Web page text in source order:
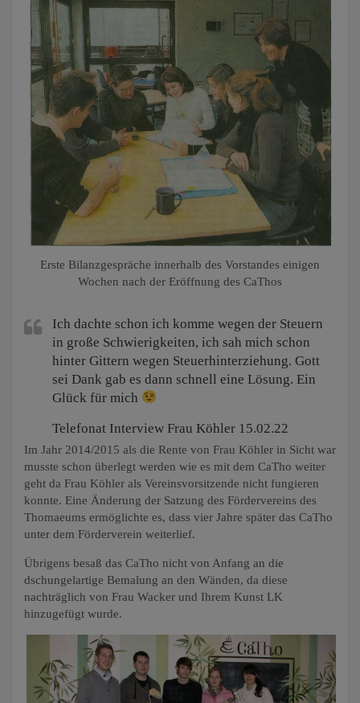
Erste Bilanzgespräche innerhalb des Vorstandes einigen
Wochen nach der Eröffnung des CaThos
Ich dachte schon ich komme wegen der Steuern
in große Schwierigkeiten, ich sah mich schon
hinter Gittern wegen Steuerhinterziehung. Gott
sei Dank gab es dann schnell eine Lösung. Ein
Glück für mich
Telefonat Interview Frau Köhler 15.02.22
Im Jahr 2014/2015 als die Rente von Frau Köhler in Sicht war
musste schon überlegt werden wie es mit dem CaTho weiter
geht da Frau Köhler als Vereinsvorsitzende nicht fungieren
konnte. Eine Änderung der Satzung des Fördervereins des
Thomaeums ermöglichte es, dass vier Jahre später das CaTho
unter dem Förderverein weiterlief.
Übrigens besaß das CaTho nicht von Anfang an die
dschungelartige Bemalung an den Wänden, da diese
nachträglich von Frau Wacker und Ihrem Kunst LK
hinzugefügt wurde.